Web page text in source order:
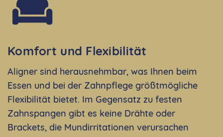
Komfort und Flexibilität
Aligner sind herausnehmbar, was Ihnen beim
Essen und bei der Zahnpflege größtmögliche
Flexibilität bietet. Im Gegensatz zu festen
Zahnspangen gibt es keine Drähte oder
Brackets, die Mundirritationen verursachen